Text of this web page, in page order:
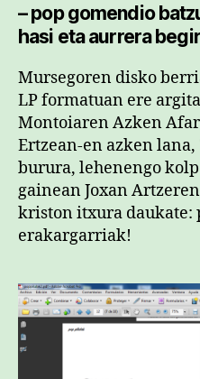
– pop gomendio
hasi eta aurrera
Mursegoren disko
LP formatuan ere
Montoiaren Azken
Ertzean-en azken
burura, lehenengo
gainean Joxan
kriston itxura daukate:
erakargarriak!